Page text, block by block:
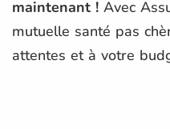
maintenant ! Avec
mutuelle santé pas
attentes et à votre